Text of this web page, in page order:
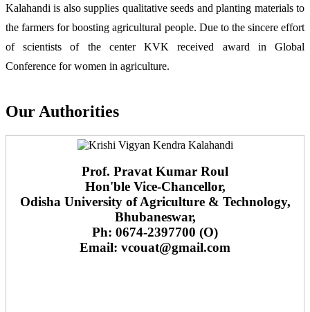
Kalahandi is also supplies qualitative seeds and planting materials to
the farmers for boosting agricultural people. Due to the sincere effort
of scientists of the center KVK received award in Global
Conference for women in agriculture.
Our Authorities
Prof. Pravat Kumar Roul
Hon'ble Vice-Chancellor,
Odisha University of Agriculture & Technology,
Bhubaneswar,
Ph: 0674-2397700 (O)
Email: vcouat@gmail.com